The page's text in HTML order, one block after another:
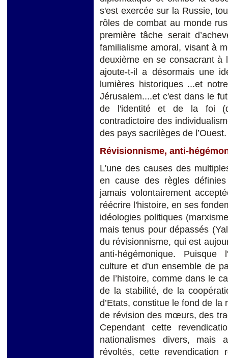
s'est exercée sur la Russie,
rôles de combat au monde
première tâche serait
familialisme amoral, visant à
deuxième en se consacrant à
ajoute-t-il a désormais une
lumières historiques ...et
Jérusalem....et c'est dans le
de l'identité et de la foi
contradictoire des
des pays sacrilèges de l’Ouest.
Révisionnisme, anti-
L'une des causes des
en cause des règles
jamais volontairement
réécrire l'histoire, en ses
idéologies politiques
mais tenus pour dépassés
du révisionnisme, qui est
anti-hégémonique. Puisque
culture et d'un ensemble de
de l’histoire, comme dans le
de la stabilité, de la
d’Etats, constitue le fond de
de révision des mœurs, des
Cependant cette
nationalismes divers, mais
révoltés, cette revendication